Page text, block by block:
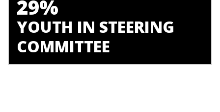
29%
YOUTH IN STEERING
COMMITTEE